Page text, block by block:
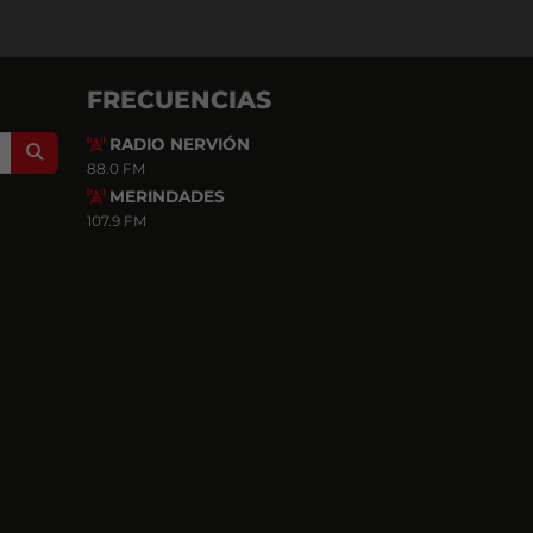
Search
FRECUENCIAS
RADIO NERVIÓN
88.0 FM
MERINDADES
107.9 FM